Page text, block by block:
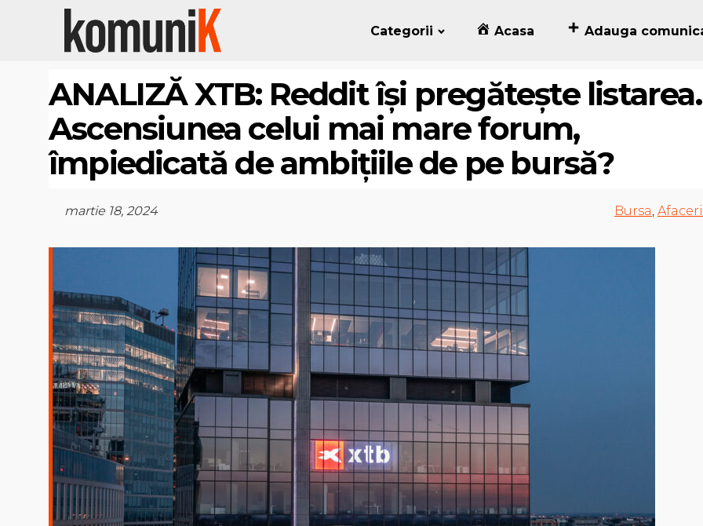
Categorii Acasa Adauga
ANALIZĂ XTB: Reddit își pregătește listarea.
Ascensiunea celui mai mare forum,
împiedicată de ambițiile de pe bursă?
martie 18, 2024 Bursa, Afaceri